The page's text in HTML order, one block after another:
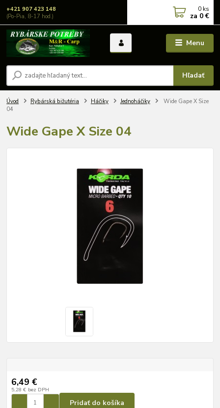
Menu
Hľadať
+421 907 423 148
(Po-Pia, 8-17 hod.)
0 ks
za 0 €
Úvod Rybárská bižutéria Háčiky Jednoháčiky
Wide Gape X Size
04
Wide Gape X Size 04
6,49 €
5,28 € bez DPH
Pridať do košíka